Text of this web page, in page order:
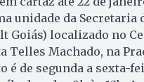
unidade da Secretaria
Goiás) localizado no
Telles Machado, na
é de segunda a sexta-